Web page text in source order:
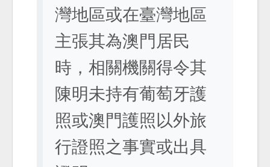
灣地區或在臺灣地區
主張其為澳門居民
時，相關機關得令其
陳明未持有葡萄牙護
照或澳門護照以外旅
行證照之事實或出具